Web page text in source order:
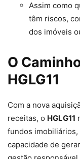
Assim como
têm riscos,
dos imóveis
O
HGLG11
Com a nova
receitas, o HGLG11
fundos
capacidade de